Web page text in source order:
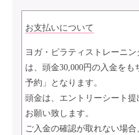
お支払いについて
ヨガ・ピラティストレーニ
は、頭金30,000円の入金を
予約」となります。
頭金は、エントリーシート
お願い致します。
ご入金の確認が取れない場